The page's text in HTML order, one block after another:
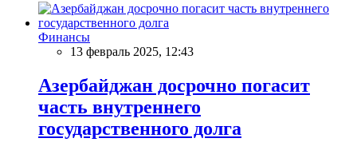
Финансы
13 февраль 2025, 12:43
Азербайджан досрочно погасит
часть внутреннего
государственного долга